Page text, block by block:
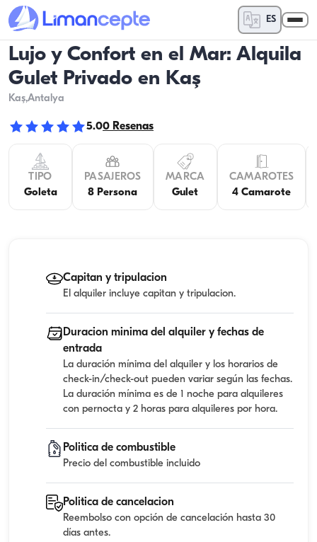
ES
Lujo y Confort en el Mar: Alquila
Gulet Privado en Kaş
Kaş,Antalya
5.00 Resenas
TIPO
Goleta
PASAJEROS
8 Persona
MARCA
Gulet
CAMAROTES
4 Camarote
Capitan y tripulacion
El alquiler incluye capitan y tripulacion.
Duracion minima del alquiler y fechas de
entrada
La duración mínima del alquiler y los horarios de
check-in/check-out pueden variar según las fechas.
La duración mínima es de 1 noche para alquileres
con pernocta y 2 horas para alquileres por hora.
Politica de combustible
Precio del combustible incluido
Politica de cancelacion
Reembolso con opción de cancelación hasta 30
días antes.